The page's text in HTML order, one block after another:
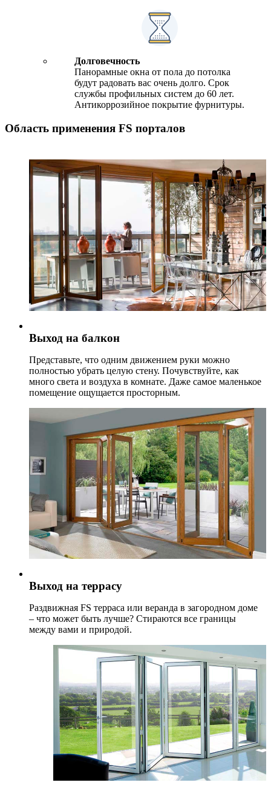
Долговечность
Панорамные окна от пола до потолка
будут радовать вас очень долго. Срок
службы профильных систем до 60 лет.
Антикоррозийное покрытие фурнитуры.
Область применения FS порталов
Выход на балкон
Представьте, что одним движением руки можно
полностью убрать целую стену. Почувствуйте, как
много света и воздуха в комнате. Даже самое маленькое
помещение ощущается просторным.
Выход на террасу
Раздвижная FS терраса или веранда в загородном доме
– что может быть лучше? Стираются все границы
между вами и природой.